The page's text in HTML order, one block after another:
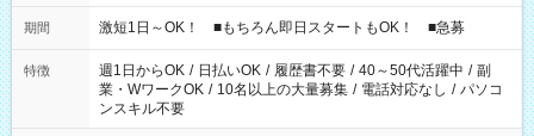
期間 激短1日～OK！ ■もちろん即日スタートもOK！ ■急募
特徴 週1日からOK / 日払いOK / 履歴書不要 / 40～50代活躍中 / 副
業・WワークOK / 10名以上の大量募集 / 電話対応なし / パソコ
ンスキル不要